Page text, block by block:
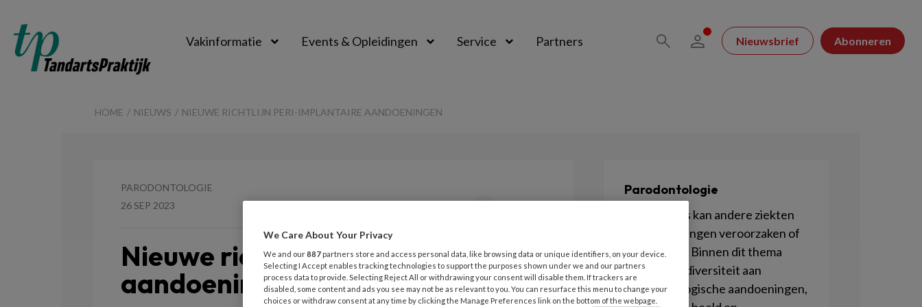
Vakinformatie Events & Opleidingen Service Partners Nieuwsbrief Abonneren
HOME NIEUWS NIEUWE RICHTLIJN PERI-IMPLANTAIRE AANDOENINGEN
PARODONTOLOGIE
26 SEP 2023
Opslaan Reacties 0 Delen
Nieuwe richtlijn peri-implantaire
aandoeningen
Parodontologie
Parodontitis kan andere ziekten
en aandoeningen veroorzaken of
verergeren. Binnen dit thema
vindt u een diversiteit aan
parodontologische aandoeningen,
We Care About Your Privacy
We and our887 partners store and access personal data, like browsing data or unique identifiers, on your device.
Selecting I Accept enables tracking technologies to support the purposes shown under we and our partners
process data to provide. Selecting Reject All or withdrawing your consent will disable them. If trackers are
disabled, some content and ads you see may not be as relevant to you. You can resurface this menu to change your
choices or withdraw consent at any time by clicking the Manage Preferences link on the bottom of the webpage.